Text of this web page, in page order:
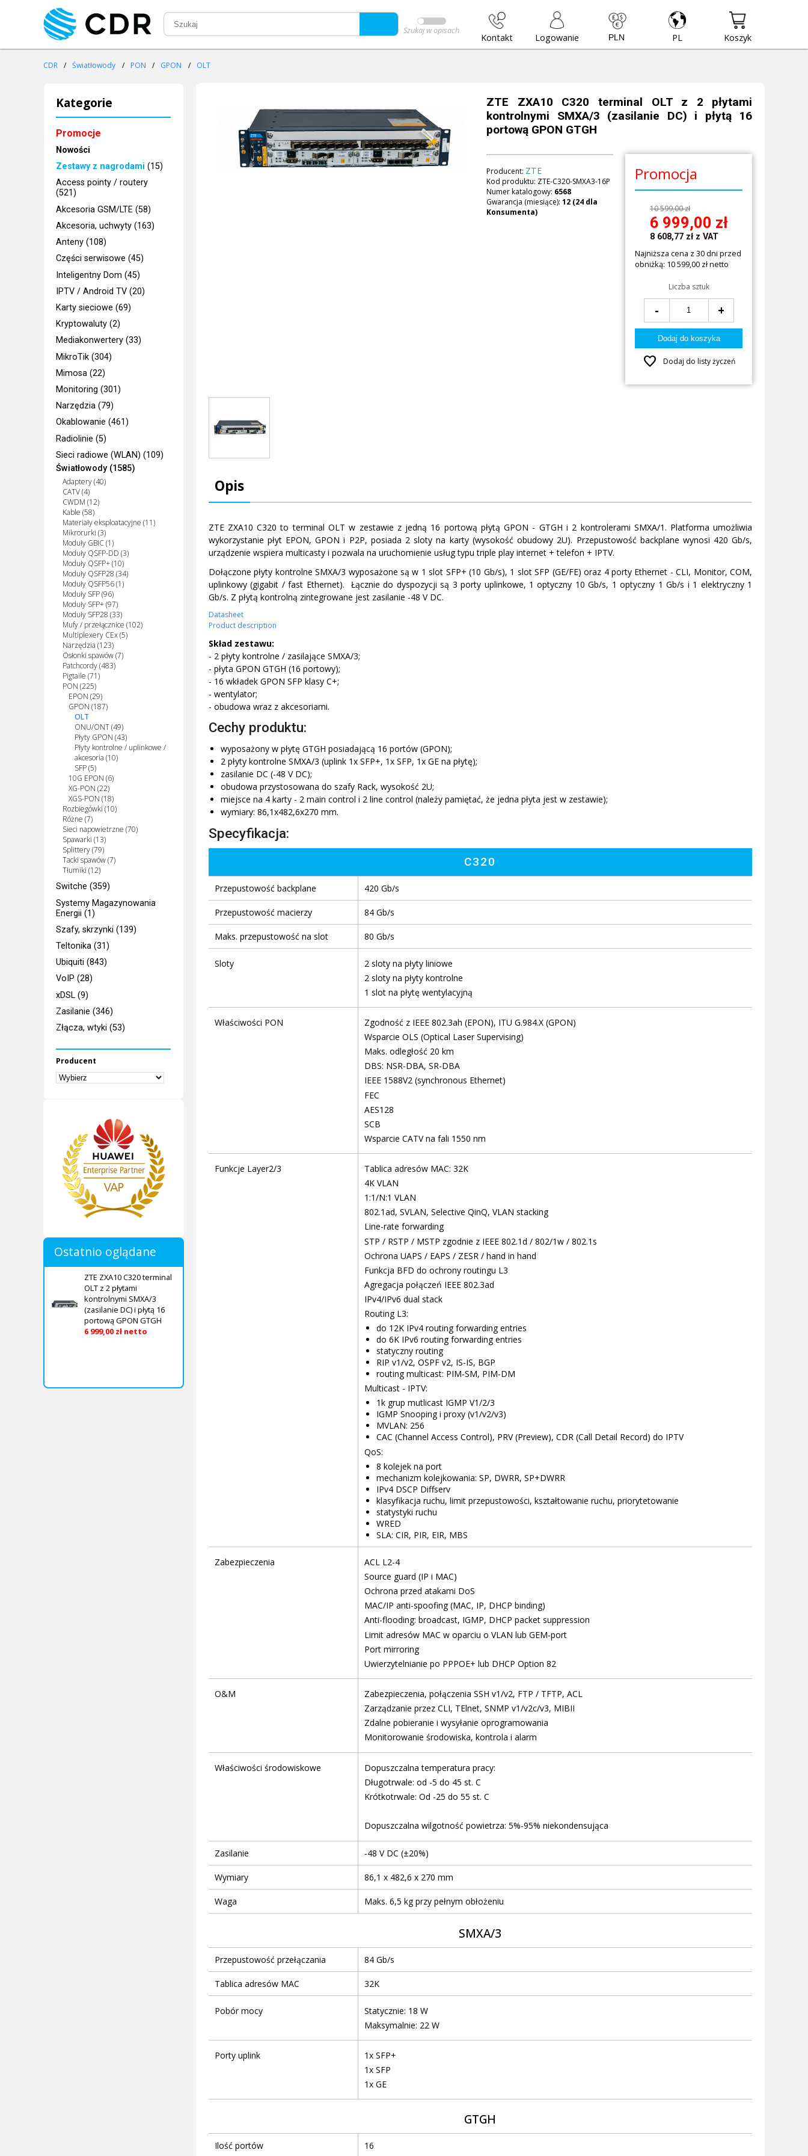
Szukaj w opisach
Kontakt Logowanie PL Koszyk
CDR / Światłowody / PON / GPON / OLT
Kategorie
Promocje
Nowości
Zestawy z nagrodami (15)
Access pointy / routery
(521)
Akcesoria GSM/LTE (58)
Akcesoria, uchwyty (163)
Anteny (108)
Części serwisowe (45)
Inteligentny Dom (45)
IPTV / Android TV (20)
Karty sieciowe (69)
Kryptowaluty (2)
Mediakonwertery (33)
MikroTik (304)
Mimosa (22)
Monitoring (301)
Narzędzia (79)
Okablowanie (461)
Radiolinie (5)
Sieci radiowe (WLAN) (109)
Światłowody (1585)
Adaptery (40)
CATV (4)
CWDM (12)
Kable (58)
Materiały eksploatacyjne (11)
Mikrorurki (3)
Moduły GBIC (1)
Moduły QSFP-DD (3)
Moduły QSFP+ (10)
Moduły QSFP28 (34)
Moduły QSFP56 (1)
Moduły SFP (96)
Moduły SFP+ (97)
Moduły SFP28 (33)
Mufy / przełącznice (102)
Multiplexery CEx (5)
Narzędzia (123)
Osłonki spawów (7)
Patchcordy (483)
Pigtaile (71)
PON (225)
EPON (29)
GPON (187)
OLT
ONU/ONT (49)
Płyty GPON (43)
Płyty kontrolne / uplinkowe /
akcesoria (10)
SFP (5)
10G EPON (6)
XG-PON (22)
XGS-PON (18)
Rozbiegówki (10)
Różne (7)
Sieci napowietrzne (70)
Spawarki (13)
Splittery (79)
Tacki spawów (7)
Tłumiki (12)
Switche (359)
Systemy Magazynowania
Energii (1)
Szafy, skrzynki (139)
Teltonika (31)
Ubiquiti (843)
VoIP (28)
xDSL (9)
Zasilanie (346)
Złącza, wtyki (53)
Producent
Ostatnio oglądane
ZTE ZXA10 C320 terminal
OLT z 2 płytami
kontrolnymi SMXA/3
(zasilanie DC) i płytą 16
portową GPON GTGH
6 999,00 zł netto
ZTE ZXA10 C320 terminal OLT z 2 płytami
kontrolnymi SMXA/3 (zasilanie DC) i płytą 16
portową GPON GTGH
Producent: ZTE
Kod produktu: ZTE-C320-SMXA3-16P
Numer katalogowy: 6568
Gwarancja (miesiące):
Promocja
10 599,00 zł
6 999,00 zł
8 608,77zł z VAT
Najniższa cena z 30 dni przed
obniżką: 10 599,00 zł netto
Liczba sztuk
- +
favorite Dodaj do listy życzeń
Opis
ZTE ZXA10 C320 to terminal OLT w zestawie z jedną 16 portową płytą GPON - GTGH i 2 kontrolerami SMXA/1. Platforma umożliwia
wykorzystanie płyt EPON, GPON i P2P, posiada 2 sloty na karty (wysokość obudowy 2U). Przepustowość backplane wynosi 420 Gb/s,
urządzenie wspiera multicasty i pozwala na uruchomienie usług typu triple play internet + telefon + IPTV.
Dołączone płyty kontrolne SMXA/3 wyposażone są w 1 slot SFP+ (10 Gb/s), 1 slot SFP (GE/FE) oraz 4 porty Ethernet - CLI, Monitor, COM,
uplinkowy (gigabit / fast Ethernet). Łącznie do dyspozycji są 3 porty uplinkowe, 1 optyczny 10 Gb/s, 1 optyczny 1 Gb/s i 1 elektryczny 1
Gb/s. Z płytą kontrolną zintegrowane jest zasilanie -48 V DC.
Datasheet
Product description
Skład zestawu:
- 2 płyty kontrolne / zasilające SMXA/3;
- płyta GPON GTGH (16 portowy);
- 16 wkładek GPON SFP klasy C+;
- wentylator;
- obudowa wraz z akcesoriami.
Cechy produktu:
wyposażony w płytę GTGH posiadającą 16 portów (GPON);
2 płyty kontrolne SMXA/3 (uplink 1x SFP+, 1x SFP, 1x GE na płytę);
zasilanie DC (-48 V DC);
obudowa przystosowana do szafy Rack, wysokość 2U;
miejsce na 4 karty - 2 main control i 2 line control (należy pamiętać, że jedna płyta jest w zestawie);
wymiary: 86,1x482,6x270 mm.
Specyfikacja:
C320
Przepustowość backplane 420 Gb/s
Przepustowość macierzy 84 Gb/s
Maks. przepustowość na slot 80 Gb/s
Sloty
2 sloty na płyty liniowe
2 sloty na płyty kontrolne
1 slot na płytę wentylacyjną
Właściwości PON
Zgodność z IEEE 802.3ah (EPON), ITU G.984.X (GPON)
Wsparcie OLS (Optical Laser Supervising)
Maks. odległość 20 km
DBS: NSR-DBA, SR-DBA
IEEE 1588V2 (synchronous Ethernet)
FEC
AES128
SCB
Wsparcie CATV na fali 1550 nm
Funkcje Layer2/3
Tablica adresów MAC: 32K
4K VLAN
1:1/N:1 VLAN
802.1ad, SVLAN, Selective QinQ, VLAN stacking
Line-rate forwarding
STP / RSTP / MSTP zgodnie z IEEE 802.1d / 802/1w / 802.1s
Ochrona UAPS / EAPS / ZESR / hand in hand
Funkcja BFD do ochrony routingu L3
Agregacja połączeń IEEE 802.3ad
IPv4/IPv6 dual stack
Routing L3:
do 12K IPv4 routing forwarding entries
do 6K IPv6 routing forwarding entries
statyczny routing
RIP v1/v2, OSPF v2, IS-IS, BGP
routing multicast: PIM-SM, PIM-DM
Multicast - IPTV:
1k grup mutlicast IGMP V1/2/3
IGMP Snooping i proxy (v1/v2/v3)
MVLAN: 256
CAC (Channel Access Control), PRV (Preview), CDR (Call Detail Record) do IPTV
QoS:
8 kolejek na port
mechanizm kolejkowania: SP, DWRR, SP+DWRR
IPv4 DSCP Diffserv
klasyfikacja ruchu, limit przepustowości, kształtowanie ruchu, priorytetowanie
statystyki ruchu
WRED
SLA: CIR, PIR, EIR, MBS
Zabezpieczenia
ACL L2-4
Source guard (IP i MAC)
Ochrona przed atakami DoS
MAC/IP anti-spoofing (MAC, IP, DHCP binding)
Anti-flooding: broadcast, IGMP, DHCP packet suppression
Limit adresów MAC w oparciu o VLAN lub GEM-port
Port mirroring
Uwierzytelnianie po PPPOE+ lub DHCP Option 82
O&M
Zabezpieczenia, połączenia SSH v1/v2, FTP / TFTP, ACL
Zarządzanie przez CLI, TElnet, SNMP v1/v2c/v3, MIBII
Zdalne pobieranie i wysyłanie oprogramowania
Monitorowanie środowiska, kontrola i alarm
Właściwości środowiskowe
Dopuszczalna temperatura pracy:
Długotrwale: od -5 do 45 st. C
Krótkotrwale: Od -25 do 55 st. C
Dopuszczalna wilgotność powietrza: 5%-95% niekondensująca
Zasilanie -48 V DC (±20%)
Wymiary 86,1 x 482,6 x 270 mm
Waga Maks. 6,5 kg przy pełnym obłożeniu
SMXA/3
Przepustowość przełączania 84 Gb/s
Tablica adresów MAC 32K
Pobór mocy
Statycznie: 18 W
Maksymalnie: 22 W
Porty uplink
1x SFP+
1x SFP
1x GE
GTGH
Ilość portów 16